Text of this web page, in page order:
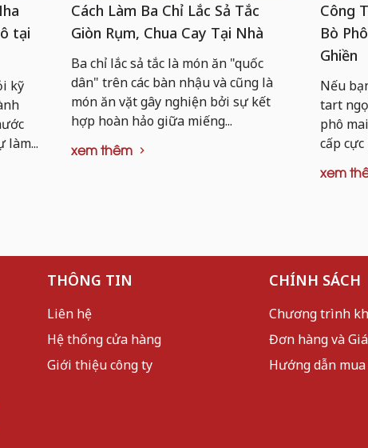
tại
kỹ
làm...
Cách Làm Ba Chỉ Lắc Sả Tắc
Giòn Rụm, Chua Cay Tại Nhà
Ba chỉ lắc sả tắc là món ăn "quốc
dân" trên các bàn nhậu và cũng là
món ăn vặt gây nghiện bởi sự kết
hợp hoàn hảo giữa miếng...
xem thêm
Công
Bò
Ghiền
Nếu
tart
phô
cấp cực
xem
THÔNG TIN
Liên hệ
Hệ thống cửa hàng
Giới thiệu công ty
CHÍNH SÁCH
Chương trình
Đơn hàng và
Hướng dẫn